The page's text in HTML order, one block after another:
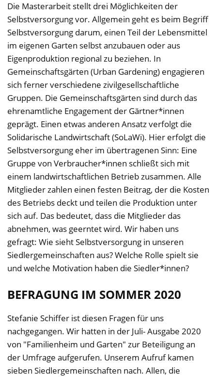
Die Masterarbeit stellt drei Möglichkeiten der
Selbstversorgung vor. Allgemein geht es beim Begriff
Selbstversorgung darum, einen Teil der Lebensmittel
im eigenen Garten selbst anzubauen oder aus
Eigenproduktion regional zu beziehen. In
Gemeinschaftsgärten (Urban Gardening) engagieren
sich ferner verschiedene zivilgesellschaftliche
Gruppen. Die Gemeinschaftsgärten sind durch das
ehrenamtliche Engagement der Gärtner*innen
geprägt. Einen etwas anderen Ansatz verfolgt die
Solidarische Landwirtschaft (SoLaWi). Hier erfolgt die
Selbstversorgung eher im übertragenen Sinn: Eine
Gruppe von Verbraucher*innen schließt sich mit
einem landwirtschaftlichen Betrieb zusammen. Alle
Mitglieder zahlen einen festen Beitrag, der die Kosten
des Betriebs deckt und teilen die Produktion unter
sich auf. Das bedeutet, dass die Mitglieder das
abnehmen, was geerntet wird. Wir haben uns
gefragt: Wie sieht Selbstversorgung in unseren
Siedlergemeinschaften aus? Welche Rolle spielt sie
und welche Motivation haben die Siedler*innen?
BEFRAGUNG IM SOMMER 2020
Stefanie Schiffer ist diesen Fragen für uns
nachgegangen. Wir hatten in der Juli- Ausgabe 2020
von "Familienheim und Garten" zur Beteiligung an
der Umfrage aufgerufen. Unserem Aufruf kamen
sieben Siedlergemeinschaften nach. Allen, die